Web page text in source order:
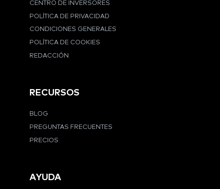
CENTRO DE INVERSORES
POLÍTICA DE PRIVACIDAD
CONDICIONES GENERALES
POLÍTICA DE COOKIES
REDACCIÓN
RECURSOS
BLOG
PREGUNTAS FRECUENTES
PRECIOS
AYUDA